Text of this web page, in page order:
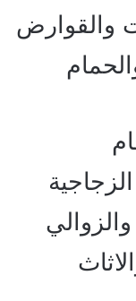
والقوارض